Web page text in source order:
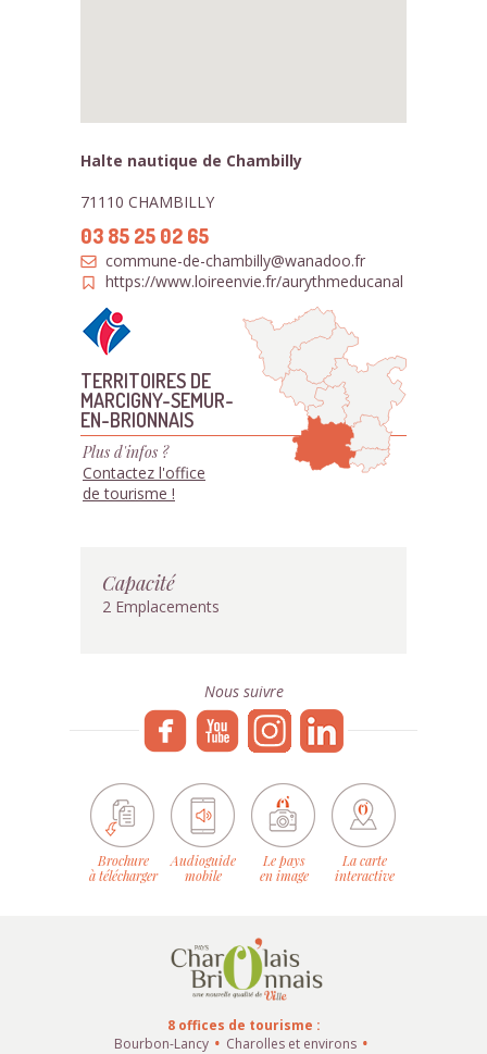
Halte nautique de Chambilly
71110 CHAMBILLY
03 85 25 02 65
commune-de-chambilly@wanadoo.fr
https://www.loireenvie.fr/aurythmeducanal
TERRITOIRES DE
MARCIGNY-SEMUR-
EN-BRIONNAIS
Plus d'infos ?
Contactez l'office
de tourisme !
Capacité
2 Emplacements
Nous suivre
Brochure
à télécharger
Audioguide
mobile
Le pays
en image
La carte
interactive
8 offices de tourisme :
Bourbon-Lancy
Charolles et environs